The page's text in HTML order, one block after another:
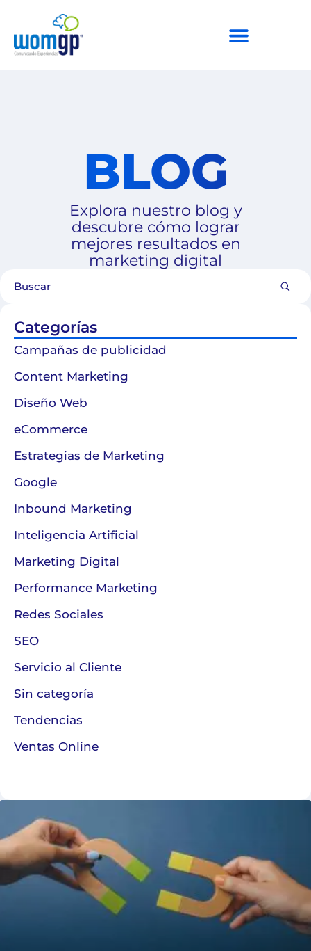
BLOG
Explora nuestro blog y
descubre cómo lograr
mejores resultados en
marketing digital
Categorías
Campañas de publicidad
Content Marketing
Diseño Web
eCommerce
Estrategias de Marketing
Google
Inbound Marketing
Inteligencia Artificial
Marketing Digital
Performance Marketing
Redes Sociales
SEO
Servicio al Cliente
Sin categoría
Tendencias
Ventas Online